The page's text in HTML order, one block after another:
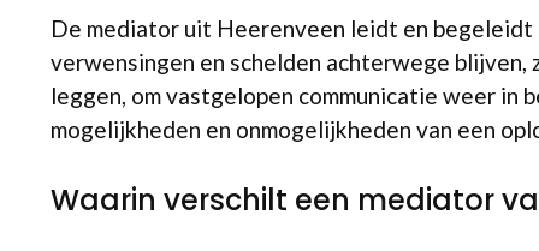
De mediator uit Heerenveen leidt en
verwensingen en schelden achterwege
leggen, om vastgelopen communicatie weer
mogelijkheden en onmogelijkheden van een
Waarin verschilt een mediator